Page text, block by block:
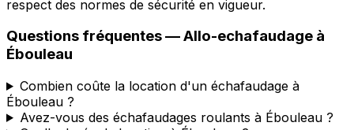
respect des normes de sécurité en vigueur.
Questions fréquentes —Allo-echafaudage à
Ébouleau
Combien coûte la location d'un échafaudage à
Ébouleau ?
Avez-vous des échafaudages roulants à Ébouleau ?